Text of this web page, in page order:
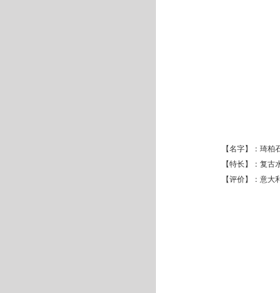
【名字】： 琦柏
【特长】：复
【评价】：意大